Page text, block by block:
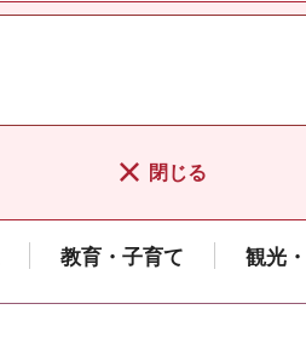
閉じる
教育・子育て 観光